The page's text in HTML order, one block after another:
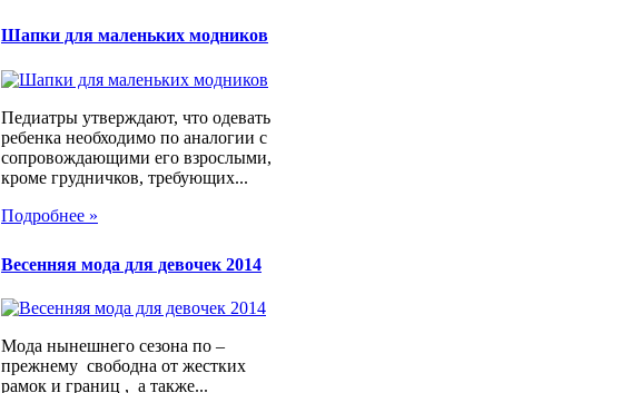
Шапки для маленьких модников
Педиатры утверждают, что одевать
ребенка необходимо по аналогии с
сопровождающими его взрослыми,
кроме грудничков, требующих...
Подробнее »
Весенняя мода для девочек 2014
Мода нынешнего сезона по –
прежнему свободна от жестких
рамок и границ , а также...